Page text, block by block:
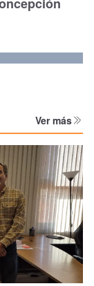
Ver más